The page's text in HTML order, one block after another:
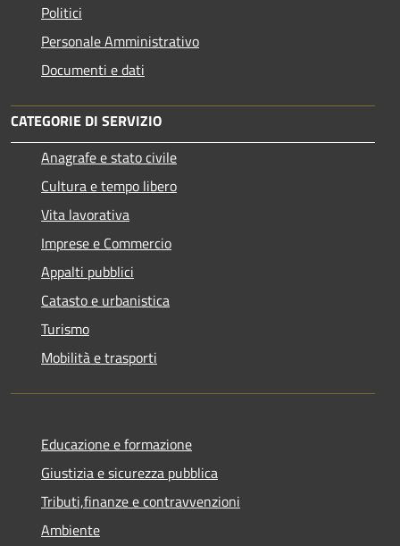
Politici
Personale Amministrativo
Documenti e dati
CATEGORIE DI SERVIZIO
Anagrafe e stato civile
Cultura e tempo libero
Vita lavorativa
Imprese e Commercio
Appalti pubblici
Catasto e urbanistica
Turismo
Mobilità e trasporti
Educazione e formazione
Giustizia e sicurezza pubblica
Tributi,finanze e contravvenzioni
Ambiente